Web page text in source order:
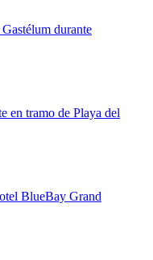
durante
en tramo de Playa del
BlueBay Grand